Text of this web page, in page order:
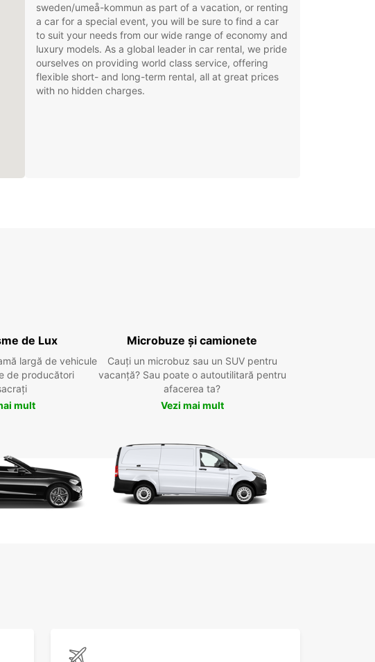
sweden/umeå-kommun as part of a vacation, or renting
a car for a special event, you will be sure to find a car
to suit your needs from our wide range of economy and
luxury models. As a global leader in car rental, we pride
ourselves on providing world class service, offering
flexible short- and long-term rental, all at great prices
with no hidden charges.
de Lux
largă de vehicule
de producători
mult
Microbuze și camionete
Cauți un microbuz sau un SUV pentru
vacanță? Sau poate o autoutilitară pentru
afacerea ta?
Vezi mai mult